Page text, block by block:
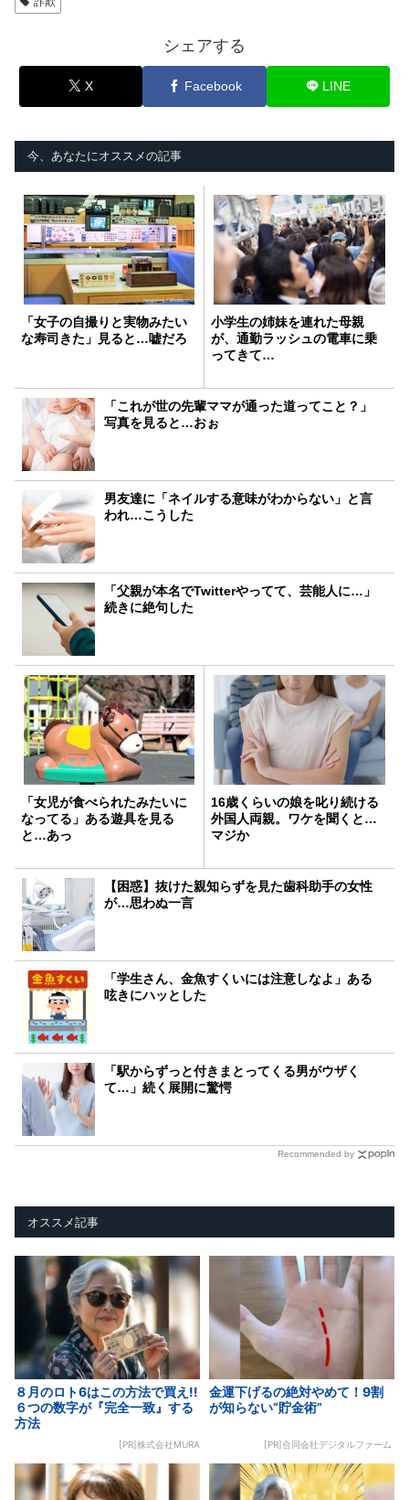
シェアする
X Facebook LINE
今、あなたにオススメの記事
「女子の自撮りと実物みたい
な寿司きた」見ると…嘘だろ
小学生の姉妹を連れた母親
が、通勤ラッシュの電車に乗
ってきて…
「これが世の先輩ママが通った道ってこと？」
写真を見ると…おぉ
男友達に「ネイルする意味がわからない」と言
われ…こうした
「父親が本名でTwitterやってて、芸能人に…」
続きに絶句した
「女児が食べられたみたいに
なってる」ある遊具を見る
と…あっ
16歳くらいの娘を叱り続ける
外国人両親。ワケを聞くと…
マジか
【困惑】抜けた親知らずを見た歯科助手の女性
が…思わぬ一言
「学生さん、金魚すくいには注意しなよ」ある
呟きにハッとした
「駅からずっと付きまとってくる男がウザく
て…」続く展開に驚愕
Recommended by
オススメ記事
８月のロト6はこの方法で買え!!
６つの数字が『完全一致』する
方法
[PR]株式会社MURA
金運下げるの絶対やめて！9割
が知らない“貯金術”
[PR]合同会社デジタルファーム